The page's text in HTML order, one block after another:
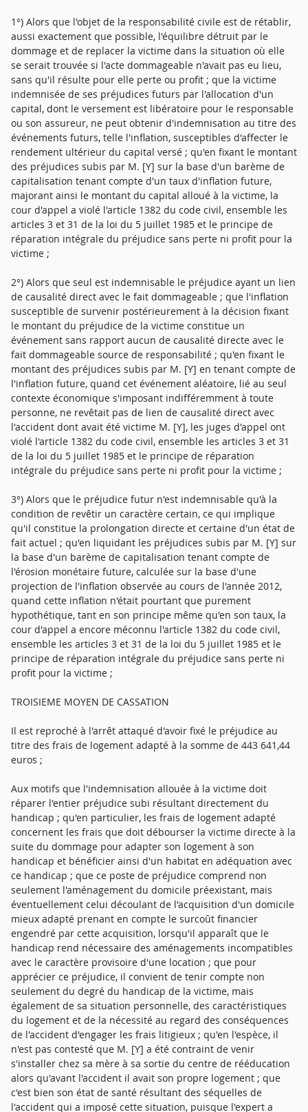
1°) Alors que l'objet de la responsabilité civile est de rétablir,
aussi exactement que possible, l'équilibre détruit par le
dommage et de replacer la victime dans la situation où elle
se serait trouvée si l'acte dommageable n'avait pas eu lieu,
sans qu'il résulte pour elle perte ou profit ; que la victime
indemnisée de ses préjudices futurs par l'allocation d'un
capital, dont le versement est libératoire pour le responsable
ou son assureur, ne peut obtenir d'indemnisation au titre des
événements futurs, telle l'inflation, susceptibles d'affecter le
rendement ultérieur du capital versé ; qu'en fixant le montant
des préjudices subis par M. [Y] sur la base d'un barème de
capitalisation tenant compte d'un taux d'inflation future,
majorant ainsi le montant du capital alloué à la victime, la
cour d'appel a violé l'article 1382 du code civil, ensemble les
articles 3 et 31 de la loi du 5 juillet 1985 et le principe de
réparation intégrale du préjudice sans perte ni profit pour la
victime ;
2°) Alors que seul est indemnisable le préjudice ayant un lien
de causalité direct avec le fait dommageable ; que l'inflation
susceptible de survenir postérieurement à la décision fixant
le montant du préjudice de la victime constitue un
événement sans rapport aucun de causalité directe avec le
fait dommageable source de responsabilité ; qu'en fixant le
montant des préjudices subis par M. [Y] en tenant compte de
l'inflation future, quand cet événement aléatoire, lié au seul
contexte économique s'imposant indifféremment à toute
personne, ne revêtait pas de lien de causalité direct avec
l'accident dont avait été victime M. [Y], les juges d'appel ont
violé l'article 1382 du code civil, ensemble les articles 3 et 31
de la loi du 5 juillet 1985 et le principe de réparation
intégrale du préjudice sans perte ni profit pour la victime ;
3°) Alors que le préjudice futur n'est indemnisable qu'à la
condition de revêtir un caractère certain, ce qui implique
qu'il constitue la prolongation directe et certaine d'un état de
fait actuel ; qu'en liquidant les préjudices subis par M. [Y] sur
la base d'un barème de capitalisation tenant compte de
l'érosion monétaire future, calculée sur la base d'une
projection de l'inflation observée au cours de l'année 2012,
quand cette inflation n'était pourtant que purement
hypothétique, tant en son principe même qu'en son taux, la
cour d'appel a encore méconnu l'article 1382 du code civil,
ensemble les articles 3 et 31 de la loi du 5 juillet 1985 et le
principe de réparation intégrale du préjudice sans perte ni
profit pour la victime ;
TROISIEME MOYEN DE CASSATION
Il est reproché à l'arrêt attaqué d'avoir fixé le préjudice au
titre des frais de logement adapté à la somme de 443 641,44
euros ;
Aux motifs que l'indemnisation allouée à la victime doit
réparer l'entier préjudice subi résultant directement du
handicap ; qu'en particulier, les frais de logement adapté
concernent les frais que doit débourser la victime directe à la
suite du dommage pour adapter son logement à son
handicap et bénéficier ainsi d'un habitat en adéquation avec
ce handicap ; que ce poste de préjudice comprend non
seulement l'aménagement du domicile préexistant, mais
éventuellement celui découlant de l'acquisition d'un domicile
mieux adapté prenant en compte le surcoût financier
engendré par cette acquisition, lorsqu'il apparaît que le
handicap rend nécessaire des aménagements incompatibles
avec le caractère provisoire d'une location ; que pour
apprécier ce préjudice, il convient de tenir compte non
seulement du degré du handicap de la victime, mais
également de sa situation personnelle, des caractéristiques
du logement et de la nécessité au regard des conséquences
de l'accident d'engager les frais litigieux ; qu'en l'espèce, il
n'est pas contesté que M. [Y] a été contraint de venir
s'installer chez sa mère à sa sortie du centre de rééducation
alors qu'avant l'accident il avait son propre logement ; que
c'est bien son état de santé résultant des séquelles de
l'accident qui a imposé cette situation, puisque l'expert a